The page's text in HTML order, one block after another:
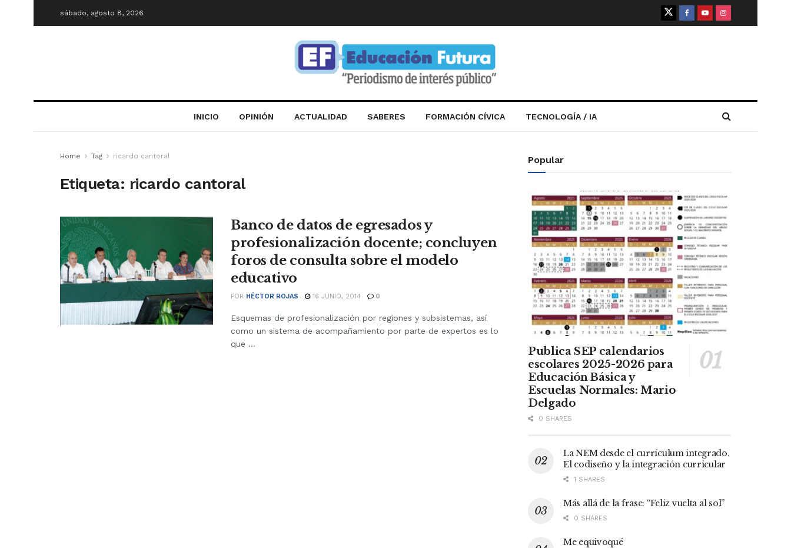
sábado, agosto 8, 2026
INICIO OPINIÓN ACTUALIDAD SABERES FORMACIÓN CÍVICA TECNOLOGÍA / IA
Home Tag ricardo cantoral
Etiqueta: ricardo cantoral
Banco de datos de egresados y
profesionalización docente; concluyen
foros de consulta sobre el modelo
educativo
POR HÉCTOR ROJAS 16 JUNIO, 2014 0
Esquemas de profesionalización por regiones y subsistemas, así
como un sistema de acompañamiento por parte de expertos es lo
que ...
Popular
Publica SEP calendarios
escolares 2025-2026 para
Educación Básica y
Escuelas Normales: Mario
Delgado
0 SHARES
La NEM desde el currículum integrado.
El codiseño y la integración curricular
1 SHARES
Más allá de la frase: “Feliz vuelta al sol”
0 SHARES
Me equivoqué